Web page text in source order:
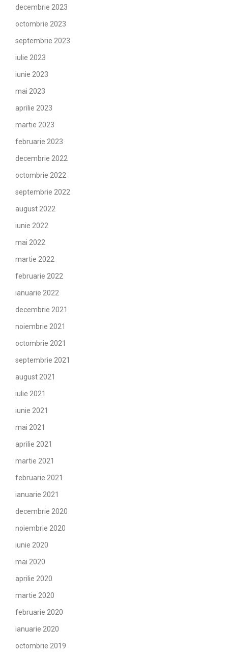
decembrie 2023
octombrie 2023
septembrie 2023
iulie 2023
iunie 2023
mai 2023
aprilie 2023
martie 2023
februarie 2023
decembrie 2022
octombrie 2022
septembrie 2022
august 2022
iunie 2022
mai 2022
martie 2022
februarie 2022
ianuarie 2022
decembrie 2021
noiembrie 2021
octombrie 2021
septembrie 2021
august 2021
iulie 2021
iunie 2021
mai 2021
aprilie 2021
martie 2021
februarie 2021
ianuarie 2021
decembrie 2020
noiembrie 2020
iunie 2020
mai 2020
aprilie 2020
martie 2020
februarie 2020
ianuarie 2020
octombrie 2019